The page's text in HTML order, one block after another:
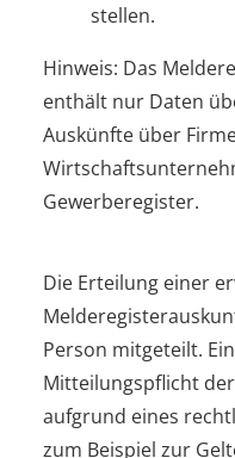
stellen.
Hinweis: Das
enthält nur Daten
Auskünfte über
Gewerberegister.
Die Erteilung einer
Person mitgeteilt.
Mitteilungspflicht
aufgrund eines
zum Beispiel zur